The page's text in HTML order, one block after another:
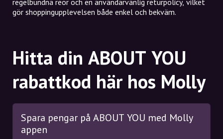
regelbundna reor och en användarvänlig returpolicy, vilket
gör shoppingupplevelsen både enkel och bekväm.
Hitta din ABOUT YOU
rabattkod här hos Molly
Spara pengar på ABOUT YOU med Molly
appen